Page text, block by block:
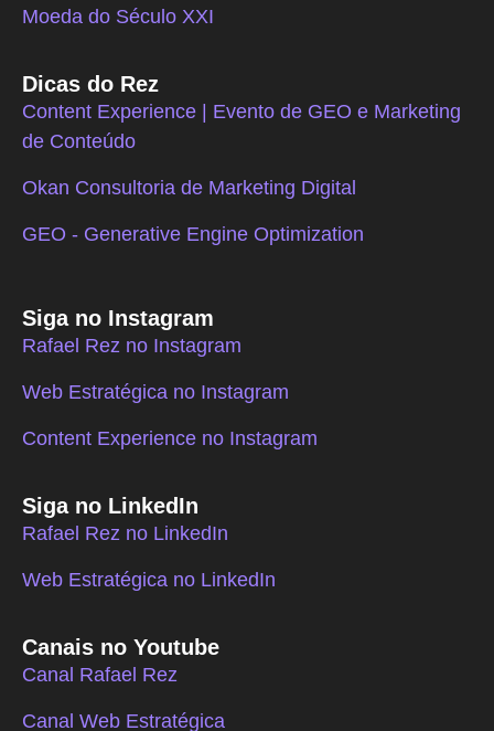
Moeda do Século XXI
Dicas do Rez
Content Experience | Evento de GEO e Marketing
de Conteúdo
Okan Consultoria de Marketing Digital
GEO - Generative Engine Optimization
Siga no Instagram
Rafael Rez no Instagram
Web Estratégica no Instagram
Content Experience no Instagram
Siga no LinkedIn
Rafael Rez no LinkedIn
Web Estratégica no LinkedIn
Canais no Youtube
Canal Rafael Rez
Canal Web Estratégica